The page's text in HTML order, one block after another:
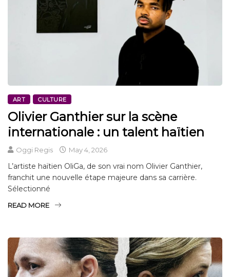
ART CULTURE
Olivier Ganthier sur la scène
internationale : un talent haïtien
Oggi Regis May 4, 2026
L’artiste haïtien OliGa, de son vrai nom Olivier Ganthier,
franchit une nouvelle étape majeure dans sa carrière.
Sélectionné
READ MORE